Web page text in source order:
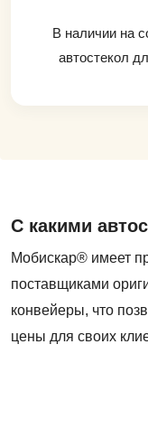
В наличии на
автостекол
С какими
Мобискар® имеет
поставщиками
конвейеры, что
цены для своих